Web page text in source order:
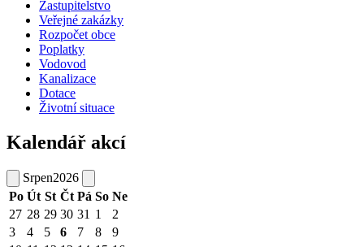
Zastupitelstvo
Veřejné zakázky
Rozpočet obce
Poplatky
Vodovod
Kanalizace
Dotace
Životní situace
Kalendář akcí
Srpen2026
Po Út St Čt Pá So Ne
27 28 29 30 31 1
2
3
4 5 6 7 8
9